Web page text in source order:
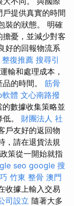
提供真實的時間
裝的狀態。 明確
憂，並減少對客
好的回報物流系
整復推薦 搜尋引
輸和處理成本，
的時間。 筋骨
軟體 文心南路撥
數據收集策略並
。 財團法人 社
戶友好的返回物
，請在退貨法規
策從一開始就指
seo google 搜
竹東 整骨 澳門
收據上輸入交易
司設立 隨著大多